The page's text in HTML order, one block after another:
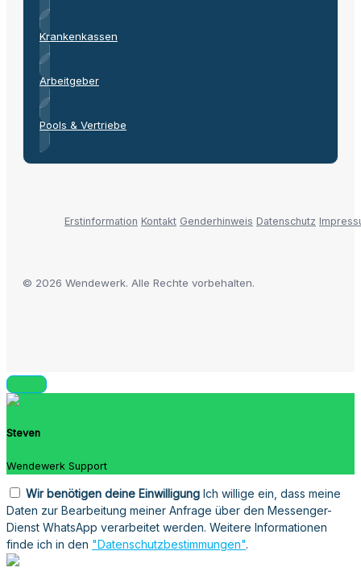
Krankenkassen
Arbeitgeber
Pools & Vertriebe
Erstinformation Kontakt Genderhinweis Datenschutz
© 2026 Wendewerk. Alle Rechte vorbehalten.
Steven
Wendewerk Support
Wir benötigen deine Einwilligung Ich willige ein, dass meine
Daten zur Bearbeitung meiner Anfrage über den Messenger-
Dienst WhatsApp verarbeitet werden. Weitere Informationen
finde ich in den "Datenschutzbestimmungen".